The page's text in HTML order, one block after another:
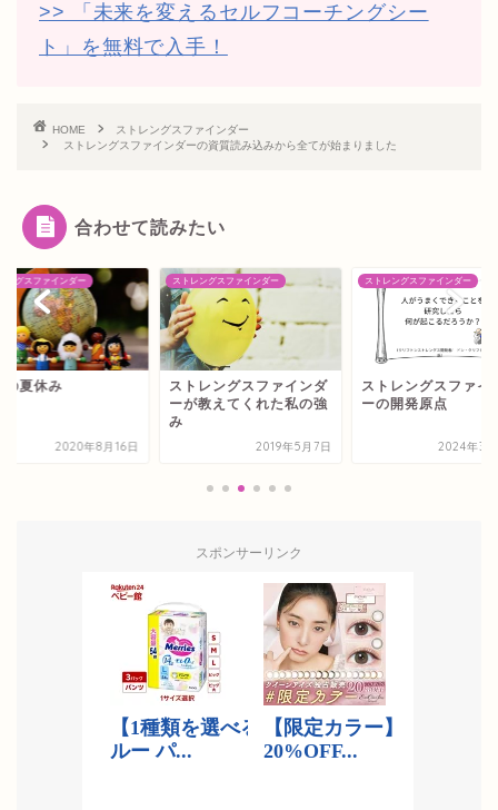
>> 「未来を変えるセルフコーチングシー
ト」を無料で入手！
HOME
ストレングスファインダー
ストレングスファインダーの資質読み込みから全てが始まりました
合わせて読みたい
ングスファインダー
の夏休み
2020年8月16日
ストレングスファインダー
ストレングスファインダ
ーが教えてくれた私の強
み
2019年5月7日
ストレングスファインダー
ストレングスファイ
ーの開発原点
2024年3
スポンサーリンク